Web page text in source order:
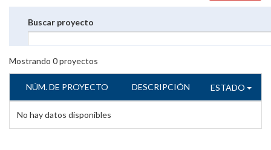
Buscar proyecto
Mostrando 0proyectos
NÚM. DE PROYECTO DESCRIPCIÓN ESTADO
No hay datos disponibles